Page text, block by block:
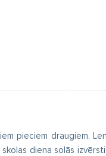
pieciem draugiem.
diena solās